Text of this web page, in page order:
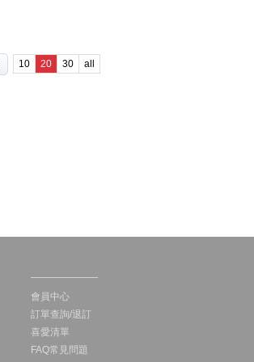
10 20 30 all
會員中心
訂單查詢/退訂
喜愛清單
FAQ常見問題